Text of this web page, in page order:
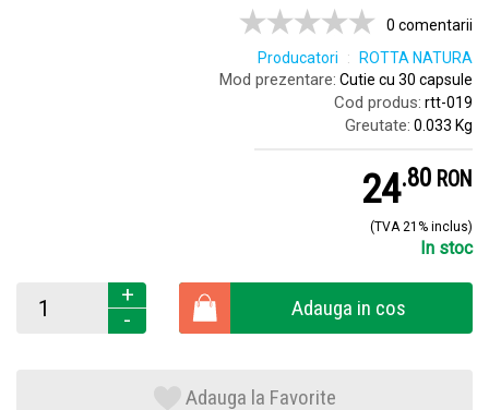
0 comentarii
Producatori
ROTTA NATURA
Mod prezentare: Cutie cu 30 capsule
Cod produs: rtt-019
Greutate: 0.033 Kg
24.8 RON
(TVA 21% inclus)
In stoc
+
-
Adauga in cos
Adauga la Favorite